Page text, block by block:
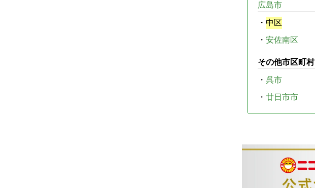
広島市
・ 中区
・ 安佐南区
その他市区町村
・ 呉市
・ 廿日市市